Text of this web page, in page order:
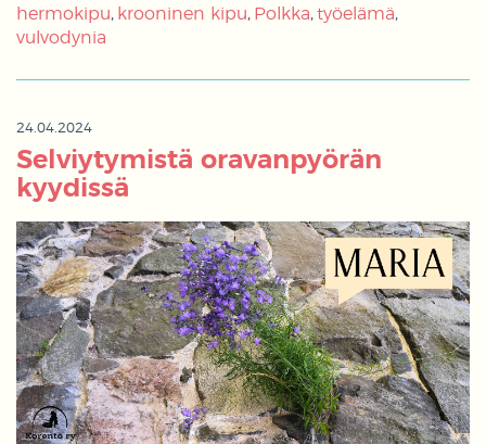
hermokipu
krooninen kipu Polkka työelämä
vulvodynia
24.04.2024
Selviytymistä oravanpyörän
kyydissä